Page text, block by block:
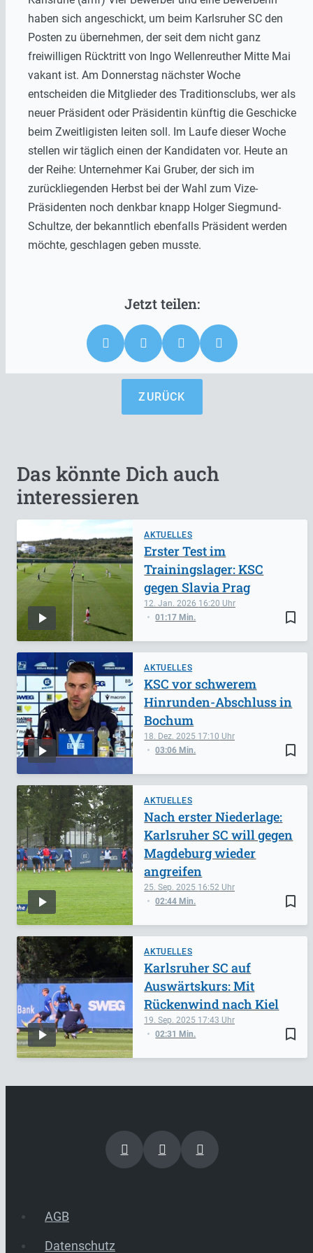
haben sich angeschickt, um beim Karlsruher SC den
Posten zu übernehmen, der seit dem nicht ganz
freiwilligen Rücktritt von Ingo Wellenreuther Mitte Mai
vakant ist. Am Donnerstag nächster Woche
entscheiden die Mitglieder des Traditionsclubs, wer als
neuer Präsident oder Präsidentin künftig die Geschicke
beim Zweitligisten leiten soll. Im Laufe dieser Woche
stellen wir täglich einen der Kandidaten vor. Heute an
der Reihe: Unternehmer Kai Gruber, der sich im
zurückliegenden Herbst bei der Wahl zum Vize-
Präsidenten noch denkbar knapp Holger Siegmund-
Schultze, der bekanntlich ebenfalls Präsident werden
möchte, geschlagen geben musste.
ZURÜCK
Das könnte Dich auch
interessieren
AKTUELLES
bookmark_border
12. Jan. 2026 16:20
01:17 Min.
Erster Test im
Trainingslager: KSC
gegen Slavia Prag
AKTUELLES
bookmark_border
18. Dez. 2025 17:10
03:06 Min.
KSC vor schwerem
Hinrunden-Abschluss in
Bochum
AKTUELLES
bookmark_border
25. Sep. 2025 16:52
02:44 Min.
Nach erster Niederlage:
Karlsruher SC will gegen
Magdeburg wieder
angreifen
AKTUELLES
bookmark_border
19. Sep. 2025 17:43
02:31 Min.
Karlsruher SC auf
Auswärtskurs: Mit
Rückenwind nach Kiel
AGB
Datenschutz